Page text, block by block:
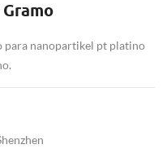
para nanopartikel pt platino